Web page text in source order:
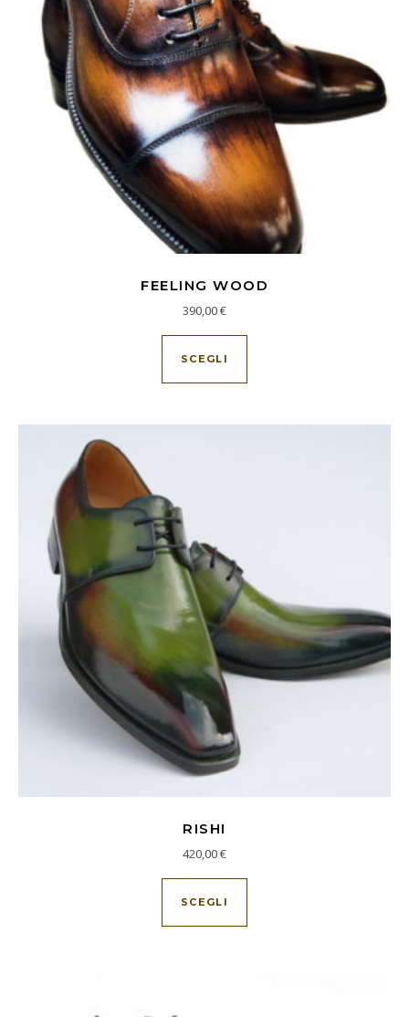
FEELING WOOD
390,00€
SCEGLI
Questo prodotto ha più
RISHI
420,00€
SCEGLI
Questo prodotto ha più